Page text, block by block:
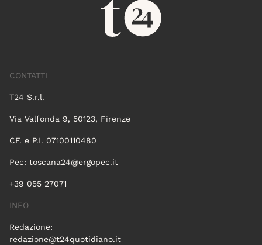
CONTATTI
T24 S.r.l.
Via Valfonda 9, 50123, Firenze
CF. e P.I. 07100110480
Pec: toscana24@ergopec.it
+39 055 27071
INFO
Redazione:
redazione@t24quotidiano.it